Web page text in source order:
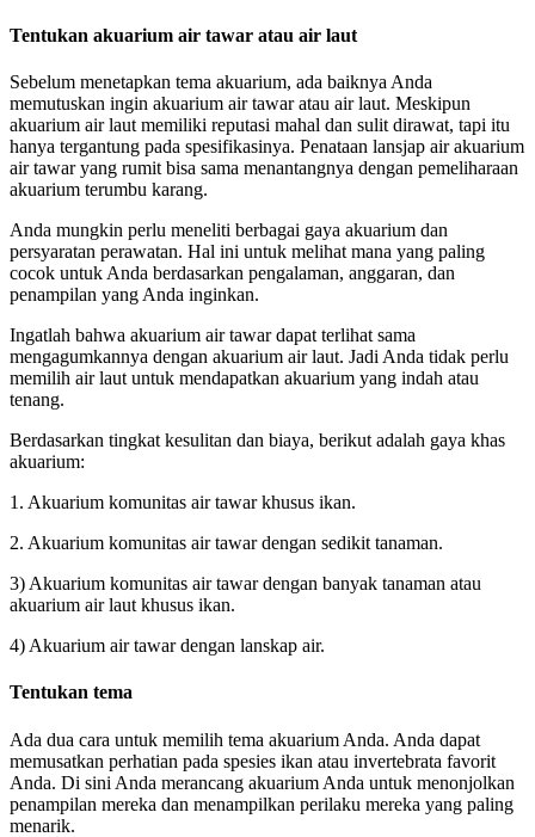
Tentukan akuarium air tawar atau air laut
Sebelum menetapkan tema akuarium, ada baiknya Anda
memutuskan ingin akuarium air tawar atau air laut. Meskipun
akuarium air laut memiliki reputasi mahal dan sulit dirawat, tapi itu
hanya tergantung pada spesifikasinya. Penataan lansjap air akuarium
air tawar yang rumit bisa sama menantangnya dengan pemeliharaan
akuarium terumbu karang.
Anda mungkin perlu meneliti berbagai gaya akuarium dan
persyaratan perawatan. Hal ini untuk melihat mana yang paling
cocok untuk Anda berdasarkan pengalaman, anggaran, dan
penampilan yang Anda inginkan.
Ingatlah bahwa akuarium air tawar dapat terlihat sama
mengagumkannya dengan akuarium air laut. Jadi Anda tidak perlu
memilih air laut untuk mendapatkan akuarium yang indah atau
tenang.
Berdasarkan tingkat kesulitan dan biaya, berikut adalah gaya khas
akuarium:
1. Akuarium komunitas air tawar khusus ikan.
2. Akuarium komunitas air tawar dengan sedikit tanaman.
3) Akuarium komunitas air tawar dengan banyak tanaman atau
akuarium air laut khusus ikan.
4) Akuarium air tawar dengan lanskap air.
Tentukan tema
Ada dua cara untuk memilih tema akuarium Anda. Anda dapat
memusatkan perhatian pada spesies ikan atau invertebrata favorit
Anda. Di sini Anda merancang akuarium Anda untuk menonjolkan
penampilan mereka dan menampilkan perilaku mereka yang paling
menarik.